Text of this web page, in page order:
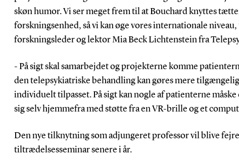
skøn humor. Vi ser meget frem til at Bouchard knyttes
forskningsenhed, så vi kan øge vores internationale
forskningsleder og lektor Mia Beck Lichtenstein fra
- På sigt skal samarbejdet og projekterne komme
den telepsykiatriske behandling kan gøres mere
individuelt tilpasset. På sigt kan nogle af patienterne måske
sig selv hjemmefra med støtte fra en VR-brille og et
Den nye tilknytning som adjungeret professor vil blive
tiltrædelsesseminar senere i år.